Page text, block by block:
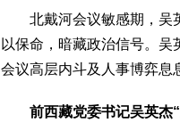
北戴河会议敏感期，吴英
以保命，暗藏政治信号。
会议高层内斗及人事博弈息
前西藏党委书记吴英杰